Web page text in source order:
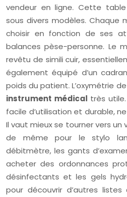
vendeur en ligne. Cette
sous divers modèles. Chaque
choisir en fonction de ses
balances pèse-personne. Le
revêtu de simili cuir,
également équipé d’un
poids du patient. L’oxymétrie
instrument médical très
facile d’utilisation et durable,
Il vaut mieux se tourner vers un
de même pour le stylo
débitmètre, les gants
acheter des ordonnances
désinfectants et les gels
pour découvrir d’autres